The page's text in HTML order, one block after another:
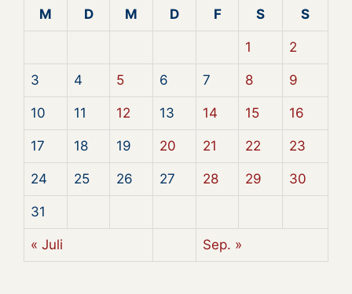
M
D M D F S S
1 2
3 4 5 6 7 8 9
10 11 12 13 14 15 16
17 18 19 20 21 22 23
24 25 26 27 28 29 30
31
« Juli Sep. »